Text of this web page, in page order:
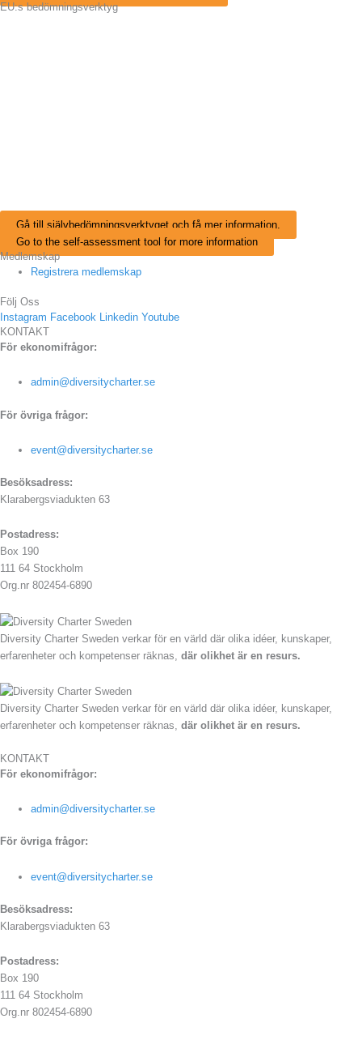
EU:s bedömningsverktyg
Gå till självbedömningsverktyget och få mer information.
Go to the self-assessment tool for more information
Medlemskap
Registrera medlemskap
Följ Oss
Instagram Facebook Linkedin Youtube
KONTAKT
För ekonomifrågor:
admin@diversitycharter.se
För övriga frågor:
event@diversitycharter.se
Besöksadress:
Klarabergsviadukten 63
Postadress:
Box 190
111 64 Stockholm
Org.nr 802454-6890
Diversity Charter Sweden verkar för en värld där olika idéer, kunskaper,
erfarenheter och kompetenser räknas, där olikhet är en resurs.
Diversity Charter Sweden verkar för en värld där olika idéer, kunskaper,
erfarenheter och kompetenser räknas, där olikhet är en resurs.
KONTAKT
För ekonomifrågor:
admin@diversitycharter.se
För övriga frågor:
event@diversitycharter.se
Besöksadress:
Klarabergsviadukten 63
Postadress:
Box 190
111 64 Stockholm
Org.nr 802454-6890